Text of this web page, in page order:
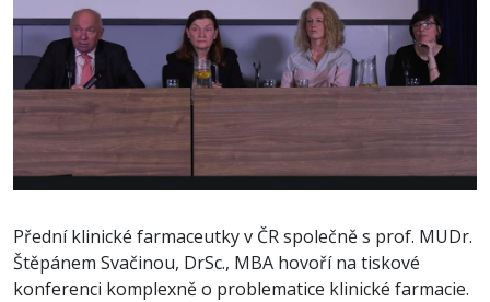
Přední klinické farmaceutky v ČR společně s prof. MUDr.
Štěpánem Svačinou, DrSc., MBA hovoří na tiskové
konferenci komplexně o problematice klinické farmacie.